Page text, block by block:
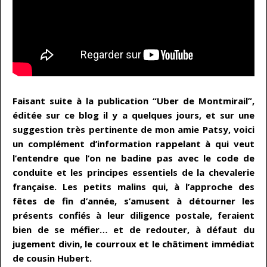
Faisant suite à la publication “Uber de Montmirail”,
éditée sur ce blog il y a quelques jours, et sur une
suggestion très pertinente de mon amie Patsy, voici
un complément d’information rappelant à qui veut
l’entendre que l’on ne badine pas avec le code de
conduite et les principes essentiels de la chevalerie
française. Les petits malins qui, à l’approche des
fêtes de fin d’année, s’amusent à détourner les
présents confiés à leur diligence postale, feraient
bien de se méfier… et de redouter, à défaut du
jugement divin, le courroux et le châtiment immédiat
de cousin Hubert.